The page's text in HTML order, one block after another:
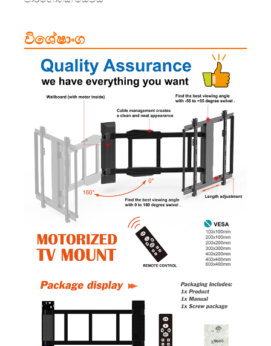
විශේෂාංග